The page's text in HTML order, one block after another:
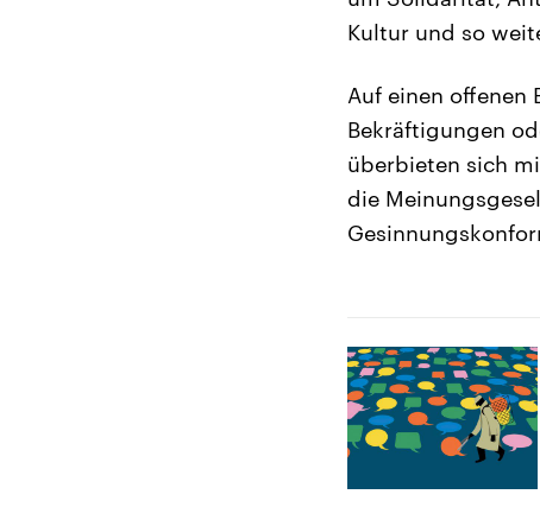
Kultur und so
Auf einen offenen
Bekräftigungen
überbieten sich
die